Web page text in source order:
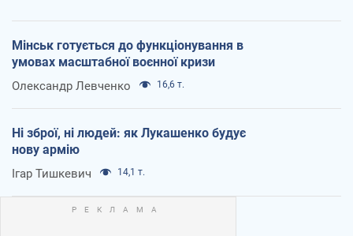
Мінськ готується до функціонування в
умовах масштабної воєнної кризи
Олександр Левченко 16,6 т.
Ні зброї, ні людей: як Лукашенко будує
нову армію
Ігар Тишкевич 14,1 т.